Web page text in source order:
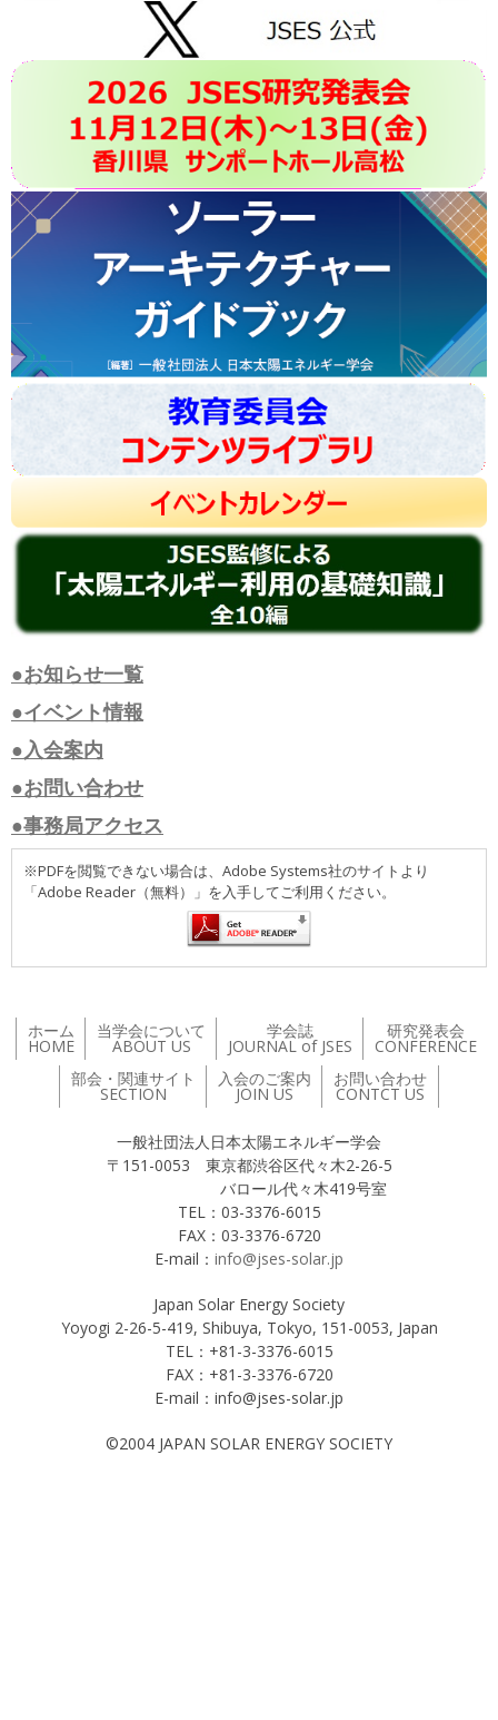
●お知らせ一覧
●イベント情報
●入会案内
●お問い合わせ
●事務局アクセス
※PDFを閲覧できない場合は、Adobe Systems社のサイトより
「Adobe Reader（無料）」を入手してご利用ください。
ホーム
HOME
当学会について
ABOUT US
学会誌
JOURNAL of JSES
研究発表会
CONFERENCE
部会・関連サイト
SECTION
入会のご案内
JOIN US
お問い合わせ
CONTCT US
一般社団法人日本太陽エネルギー学会
〒151-0053 東京都渋谷区代々木2-26-5
バロール代々木419号室
TEL：03-3376-6015
FAX：03-3376-6720
E-mail： info@jses-solar.jp
Japan Solar Energy Society
Yoyogi 2-26-5-419, Shibuya, Tokyo, 151-0053, Japan
TEL：+81-3-3376-6015
FAX：+81-3-3376-6720
E-mail：info@jses-solar.jp
©2004 JAPAN SOLAR ENERGY SOCIETY